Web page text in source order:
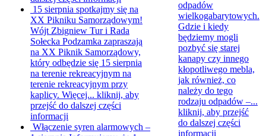
15 sierpnia spotkajmy się na
XX Pikniku Samorządowym!
Wójt Zbigniew Tur i Rada
Sołecka Podzamka zapraszają
na XX Piknik Samorządowy,
który odbędzie się 15 sierpnia
na terenie rekreacyjnym na
terenie rekreacyjnym przy
kaplicy. Więcej... kliknij, aby
przejść do dalszej części
informacji
Włączenie syren alarmowych –
odpadów
wielkogabarytowych.
Gdzie i kiedy
będziemy mogli
pozbyć się starej
kanapy czy innego
kłopotliwego mebla,
jak również, co
należy do tego
rodzaju odpadów –...
kliknij, aby przejść
do dalszej części
informacji